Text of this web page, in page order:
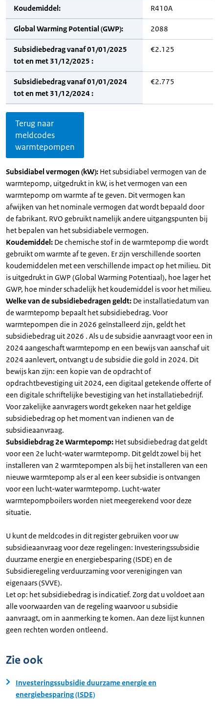
Koudemiddel: R410A
Global Warming Potential (GWP): 2088
Subsidiebedrag vanaf 01/01/2025
tot en met 31/12/2025 :
€2.125
Subsidiebedrag vanaf 01/01/2024
tot en met 31/12/2024 :
€2.775
Terug naar
meldcodes
warmtepompen
Subsidiabel vermogen (kW): Het subsidiabel vermogen van de
warmtepomp, uitgedrukt in kW, is het vermogen van een
warmtepomp om warmte af te geven. Dit vermogen kan
afwijken van het nominale vermogen dat wordt bepaald door
de fabrikant. RVO gebruikt namelijk andere uitgangspunten bij
het bepalen van het subsidiabele vermogen.
Koudemiddel: De chemische stof in de warmtepomp die wordt
gebruikt om warmte af te geven. Er zijn verschillende soorten
koudemiddelen met een verschillende impact op het milieu. Dit
is uitgedrukt in GWP (Global Warming Potentiaal), hoe lager het
GWP, hoe minder schadelijk het koudemiddel is voor het milieu.
Welke van de subsidiebedragen geldt: De installatiedatum van
de warmtepomp bepaalt het subsidiebedrag. Voor
warmtepompen die in 2026 geïnstalleerd zijn, geldt het
subsidiebedrag uit 2026 . Als u de subsidie aanvraagt voor een in
2024 aangeschaft warmtepomp en een bewijs van aanschaf uit
2024 aanlevert, ontvangt u de subsidie die gold in 2024. Dit
bewijs kan zijn: een kopie van de opdracht of
opdrachtbevestiging uit 2024, een digitaal getekende offerte of
een digitale schriftelijke bevestiging van het installatiebedrijf.
Voor zakelijke aanvragers wordt gekeken naar het geldige
subsidiebedrag op het moment van indienen van de
subsidieaanvraag.
Subsidiebdrag 2e Warmtepomp: Het subsidiebedrag dat geldt
voor een 2e lucht-water warmtepomp. Dit geldt zowel bij het
installeren van 2 warmtepompen als bij het installeren van een
nieuwe warmtepomp als er al een keer subsidie is ontvangen
voor een lucht-water warmtepomp. Lucht-water
warmtepompboilers worden niet meegerekend voor deze
situatie.
U kunt de meldcodes in dit register gebruiken voor uw
subsidieaanvraag voor deze regelingen: Investeringssubsidie
duurzame energie en energiebesparing (ISDE) en de
Subsidieregeling verduurzaming voor verenigingen van
eigenaars (SVVE).
Let op: het subsidiebedrag is indicatief. Zorg dat u voldoet aan
alle voorwaarden van de regeling waarvoor u subsidie
aanvraagt, om in aanmerking te komen. Aan deze lijst kunnen
geen rechten worden ontleend.
Zie ook
Investeringssubsidie duurzame energie en
energiebesparing (ISDE)